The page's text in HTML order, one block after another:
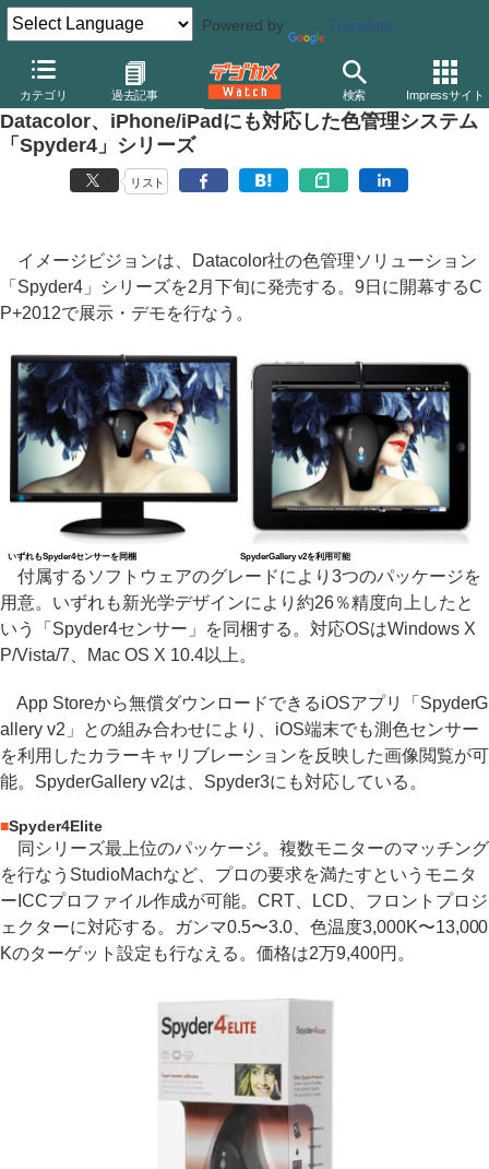
Powered by Translate
カテゴリ 過去記事 検索 Impressサイト
デジカメ Watch PC/モバイル関連 アプリ/ソフトウェア その他
Datacolor、iPhone/iPadにも対応した色管理システム
「Spyder4」シリーズ
リスト
イメージビジョンは、Datacolor社の色管理ソリューション
「Spyder4」シリーズを2月下旬に発売する。9日に開幕するC
P+2012で展示・デモを行なう。
いずれもSpyder4センサーを同梱 SpyderGallery v2を利用可能
付属するソフトウェアのグレードにより3つのパッケージを
用意。いずれも新光学デザインにより約26％精度向上したと
いう「Spyder4センサー」を同梱する。対応OSはWindows X
P/Vista/7、Mac OS X 10.4以上。
App Storeから無償ダウンロードできるiOSアプリ「SpyderG
allery v2」との組み合わせにより、iOS端末でも測色センサー
を利用したカラーキャリブレーションを反映した画像閲覧が可
能。SpyderGallery v2は、Spyder3にも対応している。
■Spyder4Elite
同シリーズ最上位のパッケージ。複数モニターのマッチング
を行なうStudioMachなど、プロの要求を満たすというモニタ
ーICCプロファイル作成が可能。CRT、LCD、フロントプロジ
ェクターに対応する。ガンマ0.5〜3.0、色温度3,000K〜13,000
Kのターゲット設定も行なえる。価格は2万9,400円。